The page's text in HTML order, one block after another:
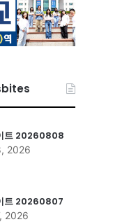
트 20260808
2026
트 20260807
2026